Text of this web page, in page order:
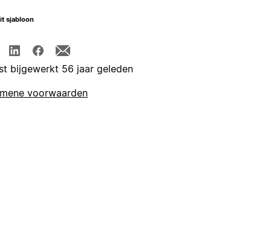
sjabloon
bijgewerkt 56 jaar geleden
voorwaarden